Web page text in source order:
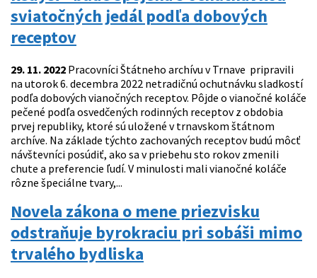
sviatočných jedál podľa dobových
receptov
29. 11. 2022 Pracovníci Štátneho archívu v Trnave pripravili
na utorok 6. decembra 2022 netradičnú ochutnávku sladkostí
podľa dobových vianočných receptov. Pôjde o vianočné koláče
pečené podľa osvedčených rodinných receptov z obdobia
prvej republiky, ktoré sú uložené v trnavskom štátnom
archíve. Na základe týchto zachovaných receptov budú môcť
návštevníci posúdiť, ako sa v priebehu sto rokov zmenili
chute a preferencie ľudí. V minulosti mali vianočné koláče
rôzne špeciálne tvary,...
Novela zákona o mene priezvisku
odstraňuje byrokraciu pri sobáši mimo
trvalého bydliska